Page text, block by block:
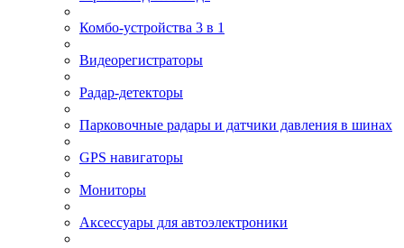
Комбо-устройства 3 в 1
Видеорегистраторы
Радар-детекторы
Парковочные радары и датчики давления в шинах
GPS навигаторы
Мониторы
Аксессуары для автоэлектроники